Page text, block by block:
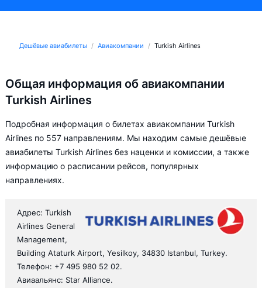
Дешёвые авиабилеты Авиакомпании Turkish Airlines
Общая информация об авиакомпании
Turkish Airlines
Подробная информация о билетах авиакомпании Turkish
Airlines по 557 направлениям. Мы находим самые дешёвые
авиабилеты Turkish Airlines без наценки и комиссии, а также
информацию о расписании рейсов, популярных
направлениях.
Адрес: Turkish
Airlines General
Management,
Building Ataturk Airport, Yesilkoy, 34830 Istanbul, Turkey.
Телефон: +7 495 980 52 02.
Авиаальянс: Star Alliance.